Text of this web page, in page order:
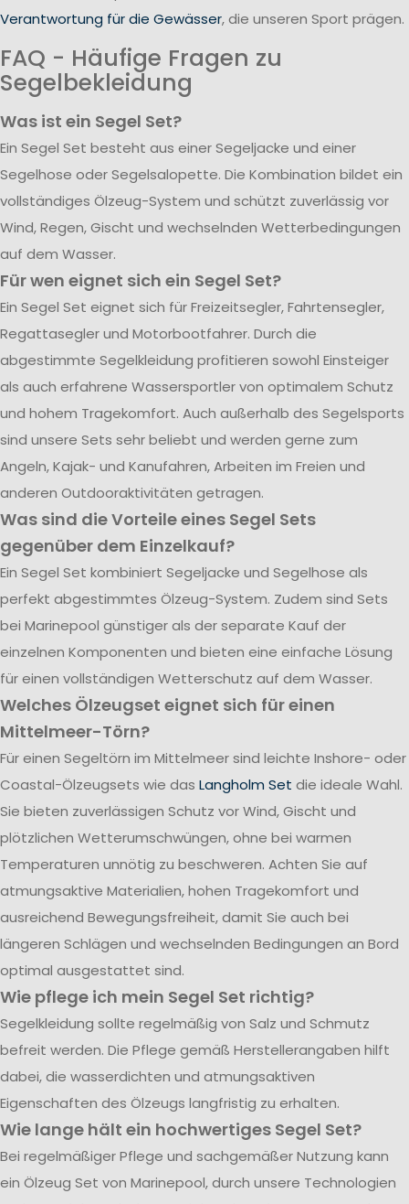
Verantwortung für die Gewässer, die unseren Sport prägen.
FAQ - Häufige Fragen zu
Segelbekleidung
Was ist ein Segel Set?
Ein Segel Set besteht aus einer Segeljacke und einer
Segelhose oder Segelsalopette. Die Kombination bildet ein
vollständiges Ölzeug-System und schützt zuverlässig vor
Wind, Regen, Gischt und wechselnden Wetterbedingungen
auf dem Wasser.
Für wen eignet sich ein Segel Set?
Ein Segel Set eignet sich für Freizeitsegler, Fahrtensegler,
Regattasegler und Motorbootfahrer. Durch die
abgestimmte Segelkleidung profitieren sowohl Einsteiger
als auch erfahrene Wassersportler von optimalem Schutz
und hohem Tragekomfort. Auch außerhalb des Segelsports
sind unsere Sets sehr beliebt und werden gerne zum
Angeln, Kajak- und Kanufahren, Arbeiten im Freien und
anderen Outdooraktivitäten getragen.
Was sind die Vorteile eines Segel Sets
gegenüber dem Einzelkauf?
Ein Segel Set kombiniert Segeljacke und Segelhose als
perfekt abgestimmtes Ölzeug-System. Zudem sind Sets
bei Marinepool günstiger als der separate Kauf der
einzelnen Komponenten und bieten eine einfache Lösung
für einen vollständigen Wetterschutz auf dem Wasser.
Welches Ölzeugset eignet sich für einen
Mittelmeer-Törn?
Für einen Segeltörn im Mittelmeer sind leichte Inshore- oder
Coastal-Ölzeugsets wie das Langholm Set die ideale Wahl.
Sie bieten zuverlässigen Schutz vor Wind, Gischt und
plötzlichen Wetterumschwüngen, ohne bei warmen
Temperaturen unnötig zu beschweren. Achten Sie auf
atmungsaktive Materialien, hohen Tragekomfort und
ausreichend Bewegungsfreiheit, damit Sie auch bei
längeren Schlägen und wechselnden Bedingungen an Bord
optimal ausgestattet sind.
Wie pflege ich mein Segel Set richtig?
Segelkleidung sollte regelmäßig von Salz und Schmutz
befreit werden. Die Pflege gemäß Herstellerangaben hilft
dabei, die wasserdichten und atmungsaktiven
Eigenschaften des Ölzeugs langfristig zu erhalten.
Wie lange hält ein hochwertiges Segel Set?
Bei regelmäßiger Pflege und sachgemäßer Nutzung kann
ein Ölzeug Set von Marinepool, durch unsere Technologien